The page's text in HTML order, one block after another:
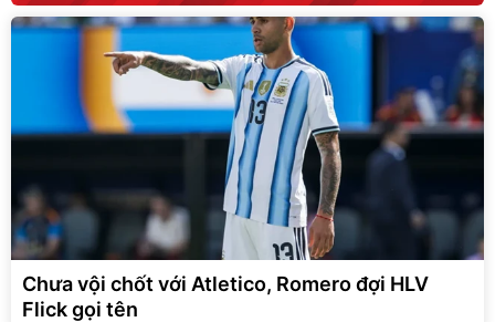
Chưa vội chốt với Atletico, Romero đợi HLV
Flick gọi tên